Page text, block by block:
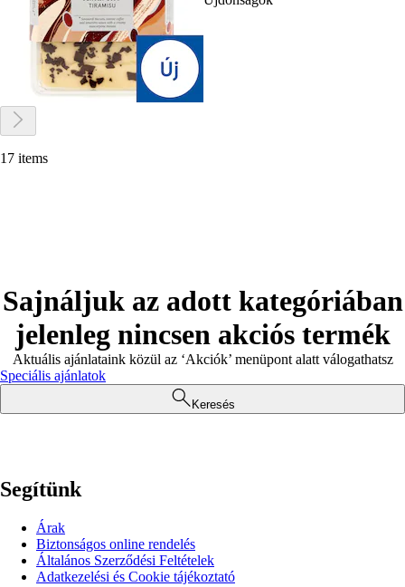
17 items
Sajnáljuk az adott kategóriában
jelenleg nincsen akciós termék
Aktuális ajánlataink közül az ‘Akciók’ menüpont alatt válogathatsz
Speciális ajánlatok
Keresés
Segítünk
Árak
Biztonságos online rendelés
Általános Szerződési Feltételek
Adatkezelési és Cookie tájékoztató